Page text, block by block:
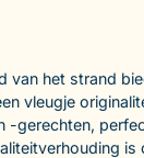
van het strand
vleugje
-gerechten,
is